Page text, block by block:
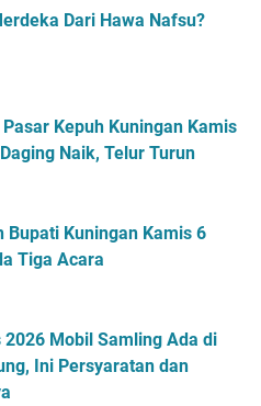
Dari Hawa Nafsu?
Kepuh Kuningan Kamis
Naik, Telur Turun
Bupati Kuningan Kamis 6
Tiga Acara
2026 Mobil Samling Ada di
Ini Persyaratan dan